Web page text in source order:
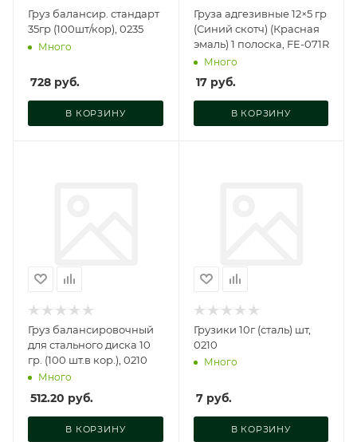
Груз балансир. стандарт
35гр (100шт/кор), 0235
Много
728 руб.
В КОРЗИНУ
Груза адгезивные 12×5 гр
(Синий скотч) (Красная
эмаль) 1 полоска, FE-071R
Много
17руб.
В КОРЗИНУ
Груз балансировочный
для стального диска 10
гр. (100 шт.в кор.), 0210
Много
512.20 руб.
В КОРЗИНУ
Грузики 10г (сталь) шт,
0210
Много
7руб.
В КОРЗИНУ